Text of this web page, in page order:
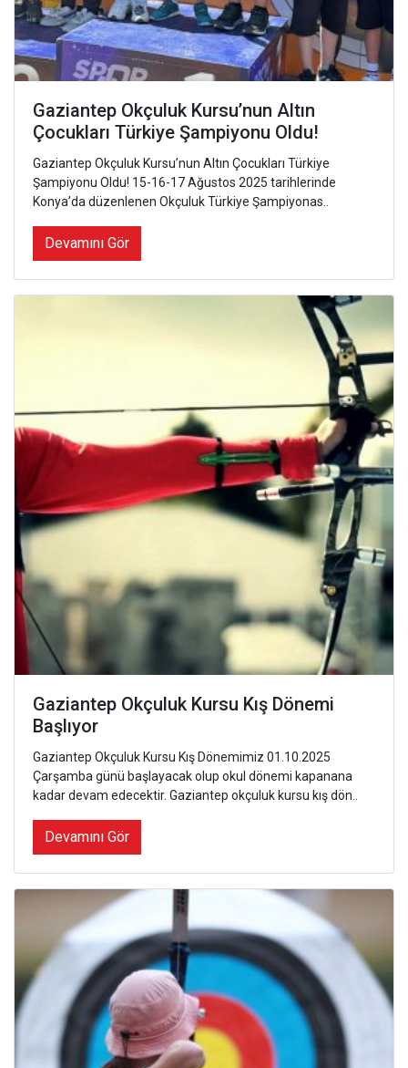
Gaziantep Okçuluk Kursu’nun Altın
Çocukları Türkiye Şampiyonu Oldu!
Gaziantep Okçuluk Kursu’nun Altın Çocukları Türkiye
Şampiyonu Oldu! 15-16-17 Ağustos 2025 tarihlerinde
Konya’da düzenlenen Okçuluk Türkiye Şampiyonas..
Devamını Gör
Gaziantep Okçuluk Kursu Kış Dönemi
Başlıyor
Gaziantep Okçuluk Kursu Kış Dönemimiz 01.10.2025
Çarşamba günü başlayacak olup okul dönemi kapanana
kadar devam edecektir. Gaziantep okçuluk kursu kış dön..
Devamını Gör